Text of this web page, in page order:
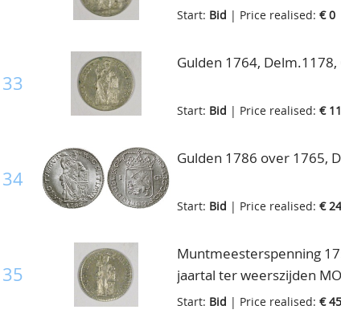
Kz: Nederlandse maagd,
zuil staande bijbel; jaartal
HANC.TVEMVR,
Start: Bid | Price realised: € 0
33
Gulden 1764,
Start: Bid | Price realised: €
34
Gulden 1786 over 1765,
Start: Bid | Price realised: €
35
Muntmeesterspenning
jaartal ter weerszijden
Nederlandse maagd, in
Start: Bid | Price realised: € 45